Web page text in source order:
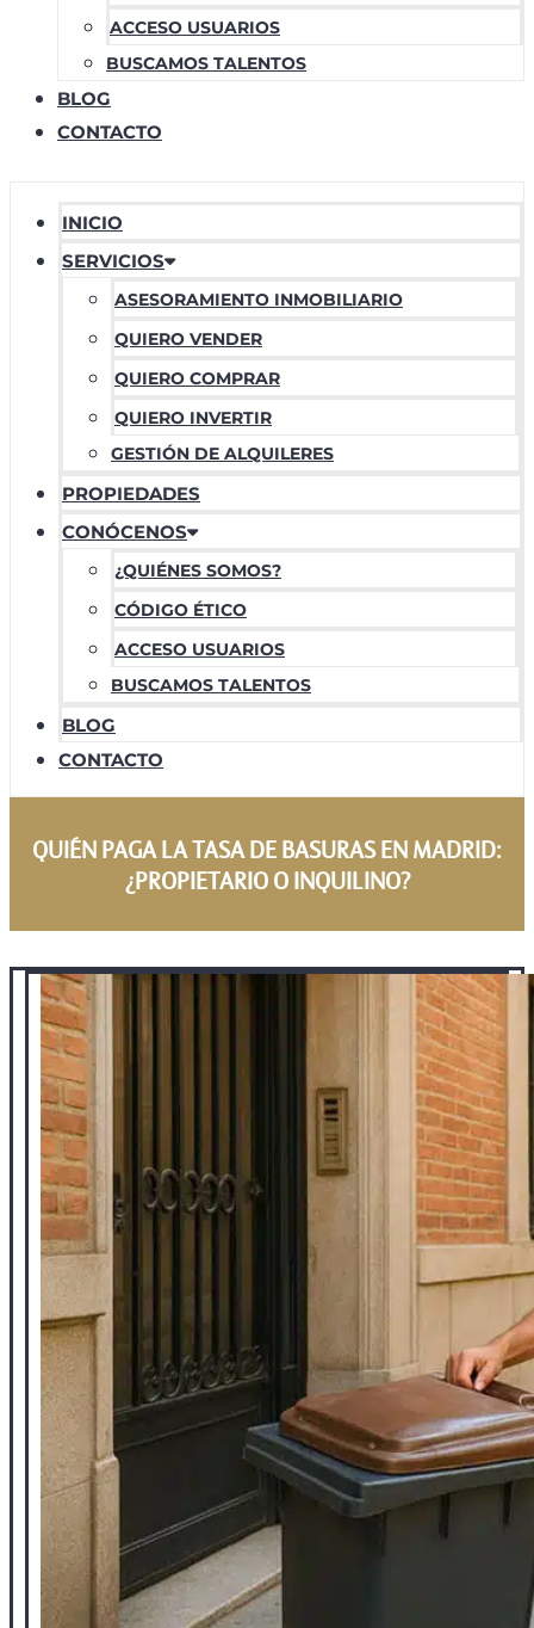
ACCESO USUARIOS
BUSCAMOS TALENTOS
BLOG
CONTACTO
INICIO
SERVICIOS
ASESORAMIENTO INMOBILIARIO
QUIERO VENDER
QUIERO COMPRAR
QUIERO INVERTIR
GESTIÓN DE ALQUILERES
PROPIEDADES
CONÓCENOS
¿QUIÉNES SOMOS?
CÓDIGO ÉTICO
ACCESO USUARIOS
BUSCAMOS TALENTOS
BLOG
CONTACTO
QUIÉN PAGA LA TASA DE BASURAS EN MADRID:
¿PROPIETARIO O INQUILINO?